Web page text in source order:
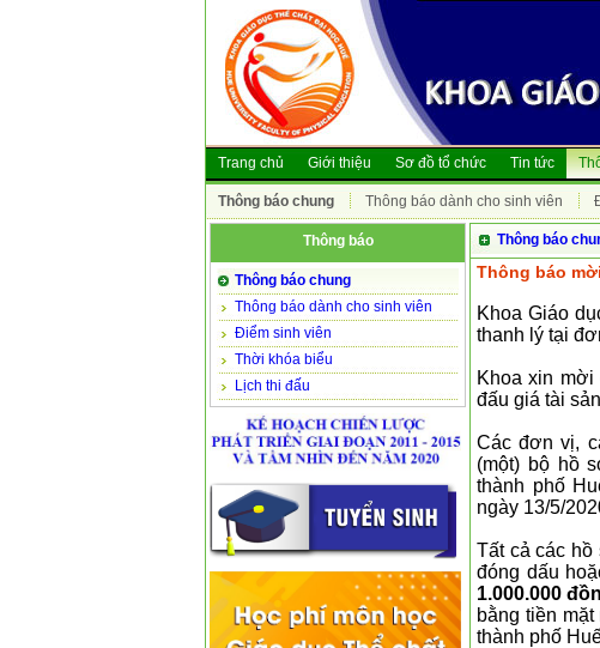
Trang chủ Giới thiệu Sơ đồ tổ chức Tin tức
Thông báo chung Thông báo dành cho sinh viên
Thông báo
Thông báo chung
Thông báo dành cho sinh viên
Điểm sinh viên
Thời khóa biểu
Lịch thi đấu
Thông báo
Thông báo
Khoa Giáo
thanh lý tại
Khoa xin
đấu giá tài
Các đơn vị,
(một) bộ hồ
thành phố
ngày 13/5/
Tất cả các
đóng dấu
1.000.000
bằng tiền
thành phố